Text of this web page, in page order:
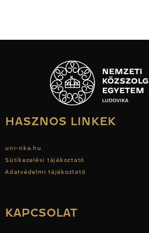
HASZNOS LINKEK
uni-nke.hu
Sütikezelési tájékoztató
Adatvédelmi tájékoztató
KAPCSOLAT